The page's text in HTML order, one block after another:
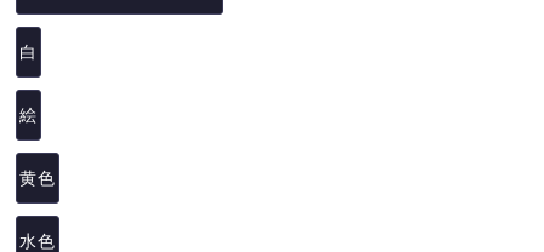
白
絵
黄色
水色